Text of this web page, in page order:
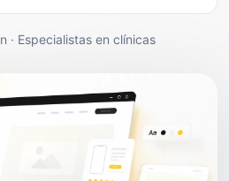
· Especialistas en clínicas